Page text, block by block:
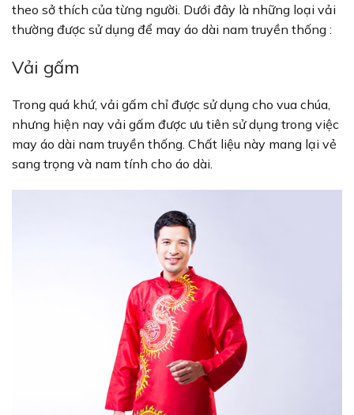
theo sở thích của từng người. Dưới đây là những loại vải
thường được sử dụng để may áo dài nam truyền thống :
Vải gấm
Trong quá khứ, vải gấm chỉ được sử dụng cho vua chúa,
nhưng hiện nay vải gấm được ưu tiên sử dụng trong việc
may áo dài nam truyền thống. Chất liệu này mang lại vẻ
sang trọng và nam tính cho áo dài.